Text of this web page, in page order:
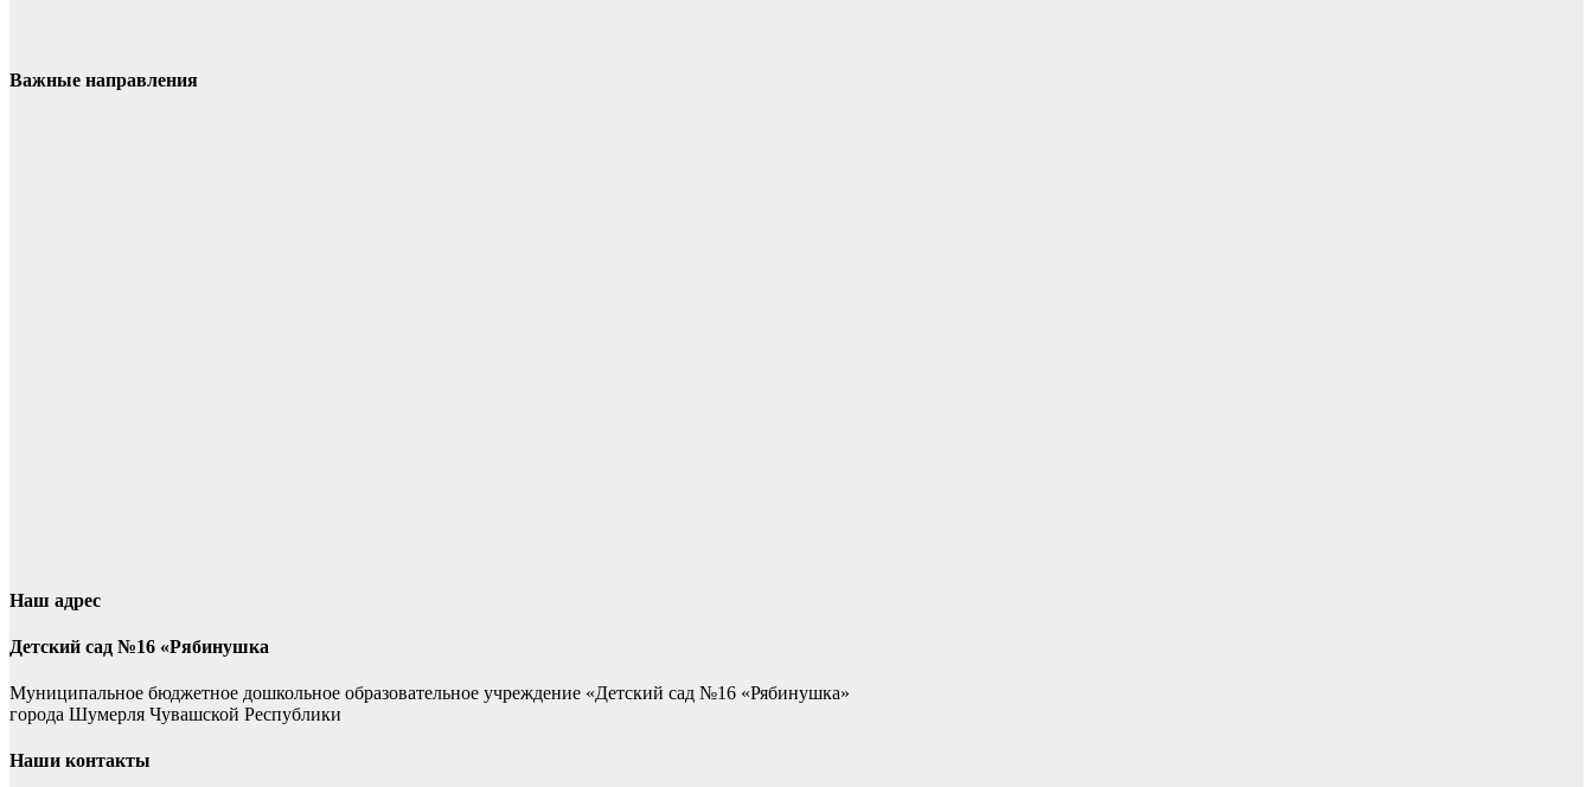
Важные направления
Наш адрес
Детский сад №16 «Рябинушка
Муниципальное бюджетное дошкольное образовательное учреждение «Детский сад №16 «Рябинушка»
города Шумерля Чувашской Республики
Наши контакты